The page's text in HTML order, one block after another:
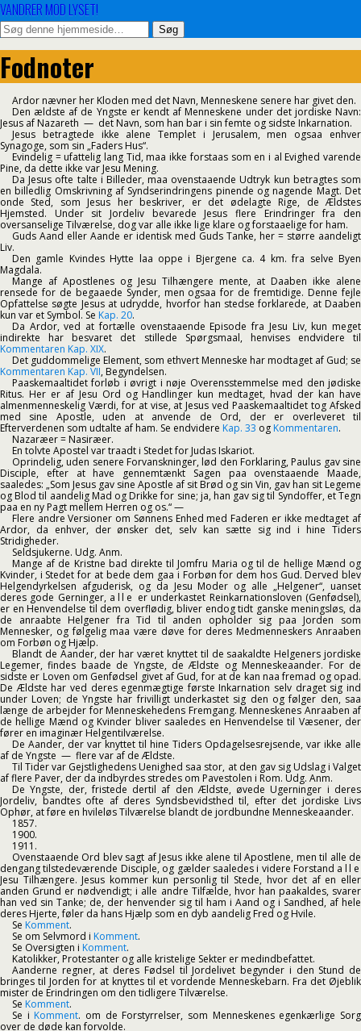
VANDRER MOD LYSET!
Fodnoter
Ardor nævner her Kloden med det Navn, Menneskene senere har givet den.
Den ældste af de Yngste er kendt af Menneskene under det jordiske Navn:
Jesus af Nazareth — det Navn, som han bar i sin femte og sidste Inkarnation.
Jesus betragtede ikke alene Templet i Jerusalem, men ogsaa enhver
Synagoge, som sin „Faders Hus“.
Evindelig = ufattelig lang Tid, maa ikke forstaas som en i al Evighed varende
Pine, da dette ikke var Jesu Mening.
Da Jesus ofte talte i Billeder, maa ovenstaaende Udtryk kun betragtes som
en billedlig Omskrivning af Syndserindringens pinende og nagende Magt. Det
onde Sted, som Jesus her beskriver, er det ødelagte Rige, de Ældstes
Hjemsted. Under sit Jordeliv bevarede Jesus flere Erindringer fra den
oversanselige Tilværelse, dog var alle ikke lige klare og forstaaelige for ham.
Guds Aand eller Aande er identisk med Guds Tanke, her = større aandeligt
Liv.
Den gamle Kvindes Hytte laa oppe i Bjergene ca. 4 km. fra selve Byen
Magdala.
Mange af Apostlenes og Jesu Tilhængere mente, at Daaben ikke alene
rensede for de begaaede Synder, men ogsaa for de fremtidige. Denne fejle
Opfattelse søgte Jesus at udrydde, hvorfor han stedse forklarede, at Daaben
kun var et Symbol. Se Kap. 20.
Da Ardor, ved at fortælle ovenstaaende Episode fra Jesu Liv, kun meget
indirekte har besvaret det stillede Spørgsmaal, henvises endvidere til
Kommentaren Kap. XIX.
Det guddommelige Element, som ethvert Menneske har modtaget af Gud; se
Kommentaren Kap. VII, Begyndelsen.
Paaskemaaltidet forløb i øvrigt i nøje Overensstemmelse med den jødiske
Ritus. Her er af Jesu Ord og Handlinger kun medtaget, hvad der kan have
almenmenneskelig Værdi, for at vise, at Jesus ved Paaskemaaltidet tog Afsked
med sine Apostle, uden at anvende de Ord, der er overleveret til
Efterverdenen som udtalte af ham. Se endvidere Kap. 33 og Kommentaren.
Nazaræer = Nasiræer.
En tolvte Apostel var traadt i Stedet for Judas Iskariot.
Oprindelig, uden senere Forvanskninger, lød den Forklaring, Paulus gav sine
Disciple, efter at have gennemtænkt Sagen paa ovenstaaende Maade,
saaledes: „Som Jesus gav sine Apostle af sit Brød og sin Vin, gav han sit Legeme
og Blod til aandelig Mad og Drikke for sine; ja, han gav sig til Syndoffer, et Tegn
paa en ny Pagt mellem Herren og os.“ —
Flere andre Versioner om Sønnens Enhed med Faderen er ikke medtaget af
Ardor, da enhver, der ønsker det, selv kan sætte sig ind i hine Tiders
Stridigheder.
Seldsjukerne. Udg. Anm.
Mange af de Kristne bad direkte til Jomfru Maria og til de hellige Mænd og
Kvinder, i Stedet for at bede dem gaa i Forbøn for dem hos Gud. Derved blev
Helgendyrkelsen afguderisk, og da Jesu Moder og alle „Helgener“, uanset
deres gode Gerninger, alle er underkastet Reinkarnationsloven (Genfødsel),
er en Henvendelse til dem overflødig, bliver endog tidt ganske meningsløs, da
de anraabte Helgener fra Tid til anden opholder sig paa Jorden som
Mennesker, og følgelig maa være døve for deres Medmenneskers Anraaben
om Forbøn og Hjælp.
Blandt de Aander, der har været knyttet til de saakaldte Helgeners jordiske
Legemer, findes baade de Yngste, de Ældste og Menneskeaander. For de
sidste er Loven om Genfødsel givet af Gud, for at de kan naa fremad og opad.
De Ældste har ved deres egenmægtige første Inkarnation selv draget sig ind
under Loven; de Yngste har frivilligt underkastet sig den og følger den, saa
længe de arbejder for Menneskehedens Fremgang. Menneskenes Anraaben af
de hellige Mænd og Kvinder bliver saaledes en Henvendelse til Væsener, der
fører en imaginær Helgentilværelse.
De Aander, der var knyttet til hine Tiders Opdagelsesrejsende, var ikke alle
af de Yngste — flere var af de Ældste.
Til Tider var Gejstlighedens Uenighed saa stor, at den gav sig Udslag i Valget
af flere Paver, der da indbyrdes stredes om Pavestolen i Rom. Udg. Anm.
De Yngste, der, fristede dertil af den Ældste, øvede Ugerninger i deres
Jordeliv, bandtes ofte af deres Syndsbevidsthed til, efter det jordiske Livs
Ophør, at føre en hvileløs Tilværelse blandt de jordbundne Menneskeaander.
1857.
1900.
1911.
Ovenstaaende Ord blev sagt af Jesus ikke alene til Apostlene, men til alle de
dengang tilstedeværende Disciple, og gælder saaledes i videre Forstand alle
Jesu Tilhængere. Jesus kommer kun personlig til Stede, hvor det af en eller
anden Grund er nødvendigt; i alle andre Tilfælde, hvor han paakaldes, svarer
han ved sin Tanke; de, der henvender sig til ham i Aand og i Sandhed, af hele
deres Hjerte, føler da hans Hjælp som en dyb aandelig Fred og Hvile.
Se Komment.
Se om Selvmord i Komment.
Se Oversigten i Komment.
Katolikker, Protestanter og alle kristelige Sekter er medindbefattet.
Aanderne regner, at deres Fødsel til Jordelivet begynder i den Stund de
bringes til Jorden for at knyttes til et vordende Menneskebarn. Fra det Øjeblik
mister de Erindringen om den tidligere Tilværelse.
Se Komment.
Se i Komment. om de Forstyrrelser, som Menneskenes egenkærlige Sorg
over de døde kan forvolde.